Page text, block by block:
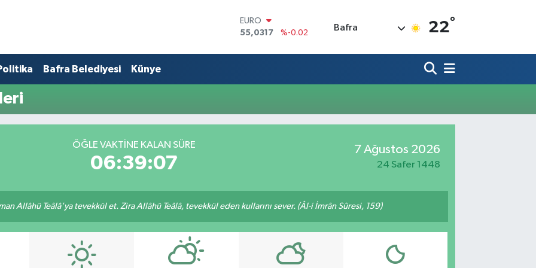
EURO
55,0317
%-0.02
BITCOIN
Bafra 22°
Bafra Belediyesi Künye
ÖĞLE VAKTINE KALAN SÜRE
06:39:07
7 Ağustos 2026
24 Safer 1448
Allâhü Teâlâ'ya tevekkül et. Zira Allâhü Teâlâ, tevekkül eden kullarını sever. (Âl-i İmrân Sûresi, 159)